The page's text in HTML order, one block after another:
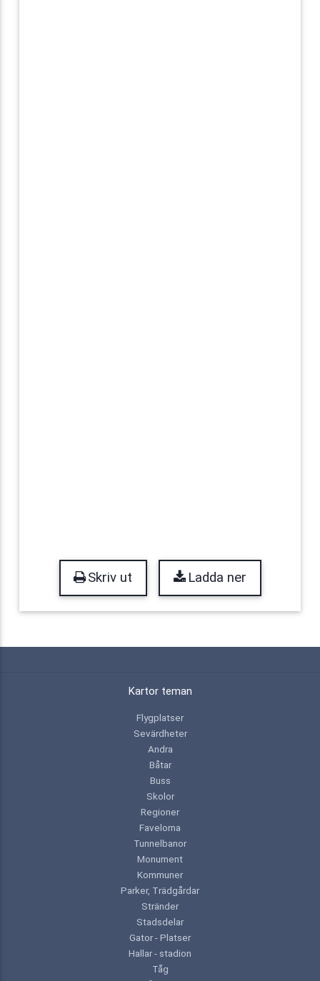
Skriv ut Ladda ner
Kartor teman
Flygplatser
Sevärdheter
Andra
Båtar
Buss
Skolor
Regioner
Favelorna
Tunnelbanor
Monument
Kommuner
Parker, Trädgårdar
Stränder
Stadsdelar
Gator - Platser
Hallar - stadion
Tåg